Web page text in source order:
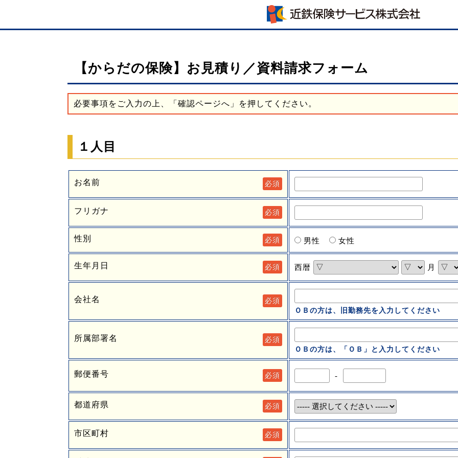
【からだの保険】 お見積り／資料請求フォーム
必要事項をご入力の上、「確認ページへ」を押してください。
１人目
お名前 必須
フリガナ 必須
性別 必須 男性 女性
生年月日 必須 西暦 月
会社名
必須
ＯＢの方は、旧勤務先を入力してください
所属部署名
必須
ＯＢの方は、「ＯＢ」と入力してください
郵便番号 必須 -
都道府県 必須
市区町村 必須